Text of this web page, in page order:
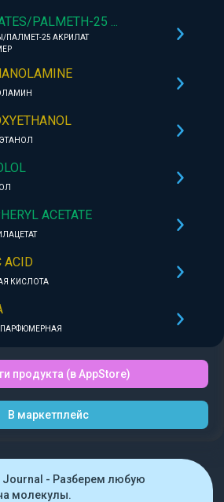
PALMETH-25 ...
ПАЛМЕТ-25 АКРИЛАТ
ACETATE
ACID
КИСЛОТА
продукта (в AppStore)
В маркетплейс
Journal - Разберем любую
молекулы.